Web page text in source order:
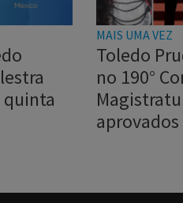
MAIS UMA VEZ
Toledo
no 190°
aprovados